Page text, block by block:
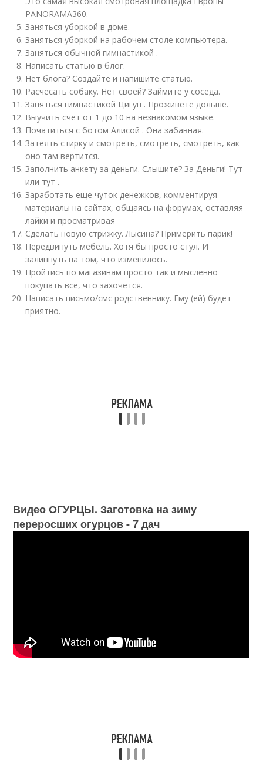
PANORAMA360.
Заняться уборкой в доме.
Заняться уборкой на рабочем столе компьютера.
Заняться обычной гимнастикой .
Написать статью в блог.
Нет блога? Создайте и напишите статью.
Расчесать собаку. Нет своей? Займите у соседа.
Заняться гимнастикой Цигун . Проживете дольше.
Выучить счет от 1 до 10 на незнакомом языке.
Початиться с ботом Алисой . Она забавная.
Затеять стирку и смотреть, смотреть, смотреть, как
оно там вертится.
Заполнить анкету за деньги. Слышите? За Деньги! Тут
или тут .
Заработать еще чуток денежков, комментируя
материалы на сайтах, общаясь на форумах, оставляя
лайки и просматривая
Сделать новую стрижку. Лысина? Примерить парик!
Передвинуть мебель. Хотя бы просто стул. И
залипнуть на том, что изменилось.
Пройтись по магазинам просто так и мысленно
покупать все, что захочется.
Написать письмо/смс родственнику. Ему (ей) будет
приятно.
Видео ОГУРЦЫ. Заготовка на зиму
переросших огурцов - 7 дач